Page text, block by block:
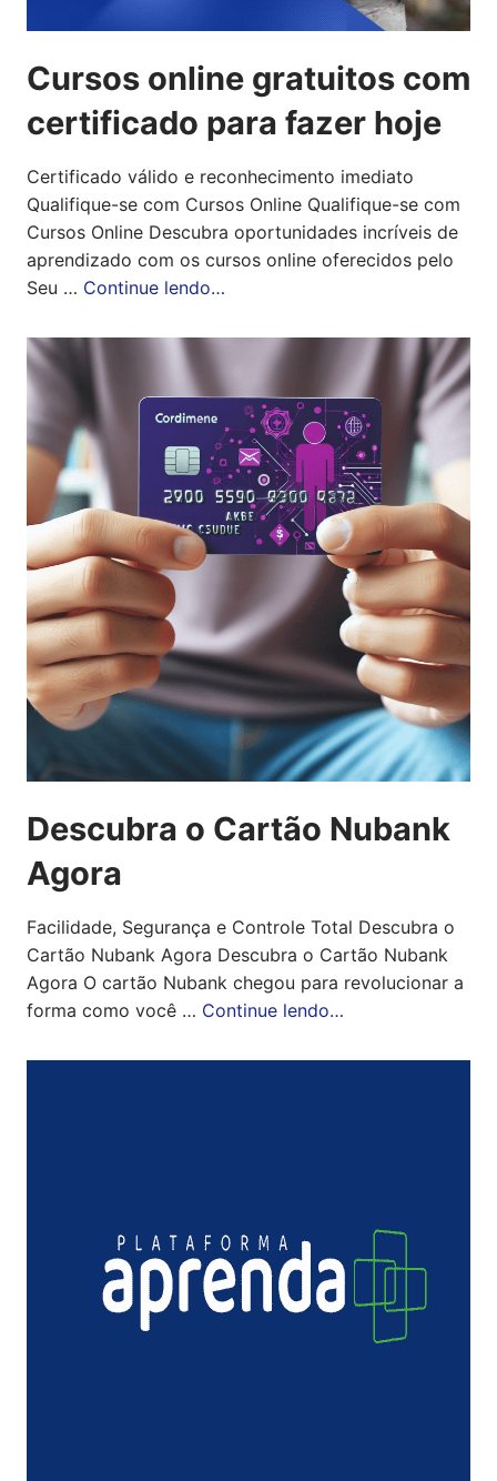
Cursos online gratuitos com
certificado para fazer hoje
Certificado válido e reconhecimento imediato
Qualifique-se com Cursos Online Qualifique-se com
Cursos Online Descubra oportunidades incríveis de
aprendizado com os cursos online oferecidos pelo
Seu … Continue lendo…
Descubra o Cartão Nubank
Agora
Facilidade, Segurança e Controle Total Descubra o
Cartão Nubank Agora Descubra o Cartão Nubank
Agora O cartão Nubank chegou para revolucionar a
forma como você … Continue lendo…